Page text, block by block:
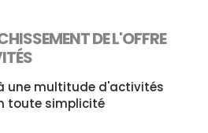
DE L'OFFRE
une multitude d'activités
toute simplicité